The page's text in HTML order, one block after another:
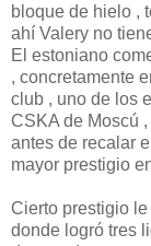
bloque de hielo ,
ahí Valery no
El estoniano
, concretamente
club , uno de los
CSKA de Moscú
antes de recalar
mayor prestigio
Cierto prestigio
donde logró tres